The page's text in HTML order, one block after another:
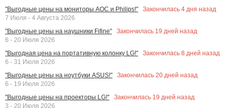
"Выгодные цены на мониторы AOC и Philips!"
Закончилась 4 дня назад
7 Июля - 4 Августа 2026
"Выгодные цены на наушники Fifine"
Закончилась 19 дней назад
6 - 20 Июля 2026
"Выгодная цена на портативную колонку LG!"
Закончилась 8 дней назад
6 - 31 Июля 2026
"Выгодные цены на ноутбуки ASUS!"
Закончилась 20 дней назад
6 - 19 Июля 2026
"Выгодные цены на проекторы LG!"
Закончилась 19 дней назад
3 - 20 Июля 2026